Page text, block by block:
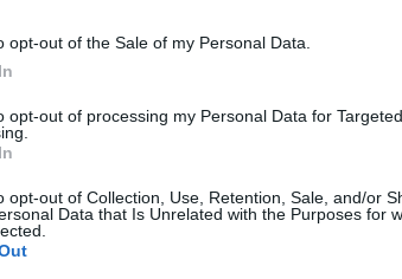
opt-out of the Sale of my Personal Data.
opt-out of processing my Personal Data for Targeted
opt-out of Collection, Use, Retention, Sale, and/or
Data that Is Unrelated with the Purposes for
zenekar énekese, amely
tartják a Várkert Bazárban.
élmény volt számára. A közönség
sokan a színpad után
is megkérdezték. „Zenén